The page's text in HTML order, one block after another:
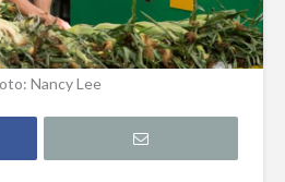
Nancy Lee
de mieux
pour la
»
Vers un
déchet
Eau
laquelle